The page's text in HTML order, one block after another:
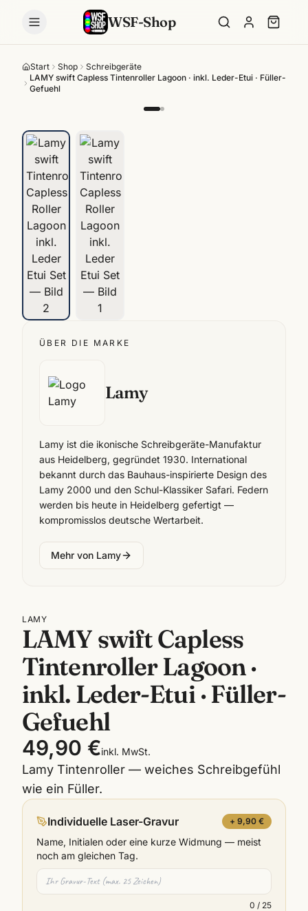
WSF-Shop
Start Shop
Schreibgeräte
LAMY swift Capless Tintenroller Lagoon · inkl. Leder-Etui · Füller-
Gefuehl
ÜBER DIE MARKE
Lamy
Lamy ist die ikonische Schreibgeräte-Manufaktur
aus Heidelberg, gegründet 1930. International
bekannt durch das Bauhaus-inspirierte Design des
Lamy 2000 und den Schul-Klassiker Safari. Federn
werden bis heute in Heidelberg gefertigt —
kompromisslos deutsche Wertarbeit.
Mehr von Lamy
LAMY
LAMY swift Capless
Tintenroller Lagoon ·
inkl. Leder-Etui · Füller-
Gefuehl
49,90 €inkl. MwSt.
Lamy Tintenroller — weiches Schreibgefühl
wie ein Füller.
Individuelle Laser-Gravur + 9,90 €
Name, Initialen oder eine kurze Widmung — meist
noch am gleichen Tag.
0 / 25